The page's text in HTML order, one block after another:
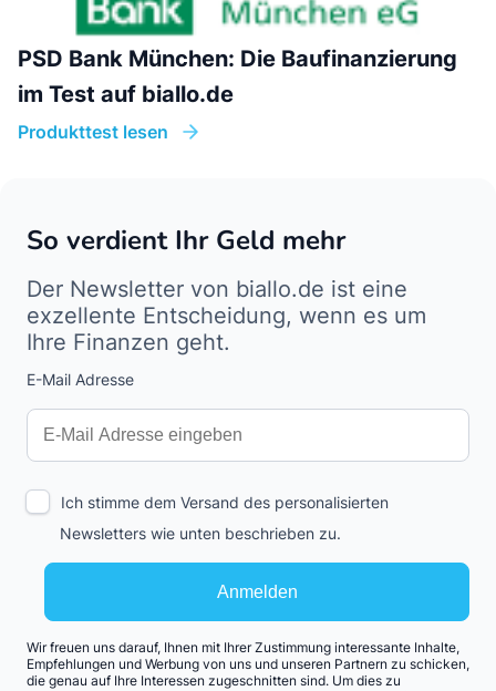
PSD Bank München: Die Baufinanzierung
im Test auf biallo.de
Produkttest lesen
So verdient Ihr Geld mehr
Der Newsletter von biallo.de ist eine
exzellente Entscheidung, wenn es um
Ihre Finanzen geht.
E-Mail Adresse
Interests
Amount
Anmelden
Ich stimme dem Versand des personalisierten
Newsletters wie unten beschrieben zu.
Wir freuen uns darauf, Ihnen mit Ihrer Zustimmung interessante Inhalte,
Empfehlungen und Werbung von uns und unseren Partnern zu schicken,
die genau auf Ihre Interessen zugeschnitten sind. Um dies zu